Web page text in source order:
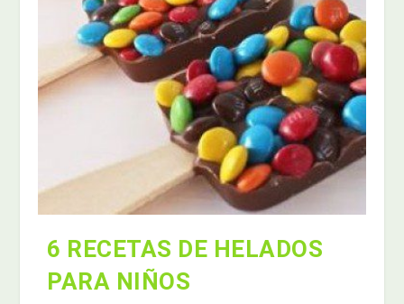
6 RECETAS DE HELADOS
PARA NIÑOS